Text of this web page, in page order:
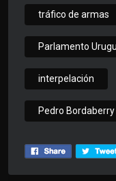
tráfico de armas
Parlamento
interpelación
Pedro Bordaberry